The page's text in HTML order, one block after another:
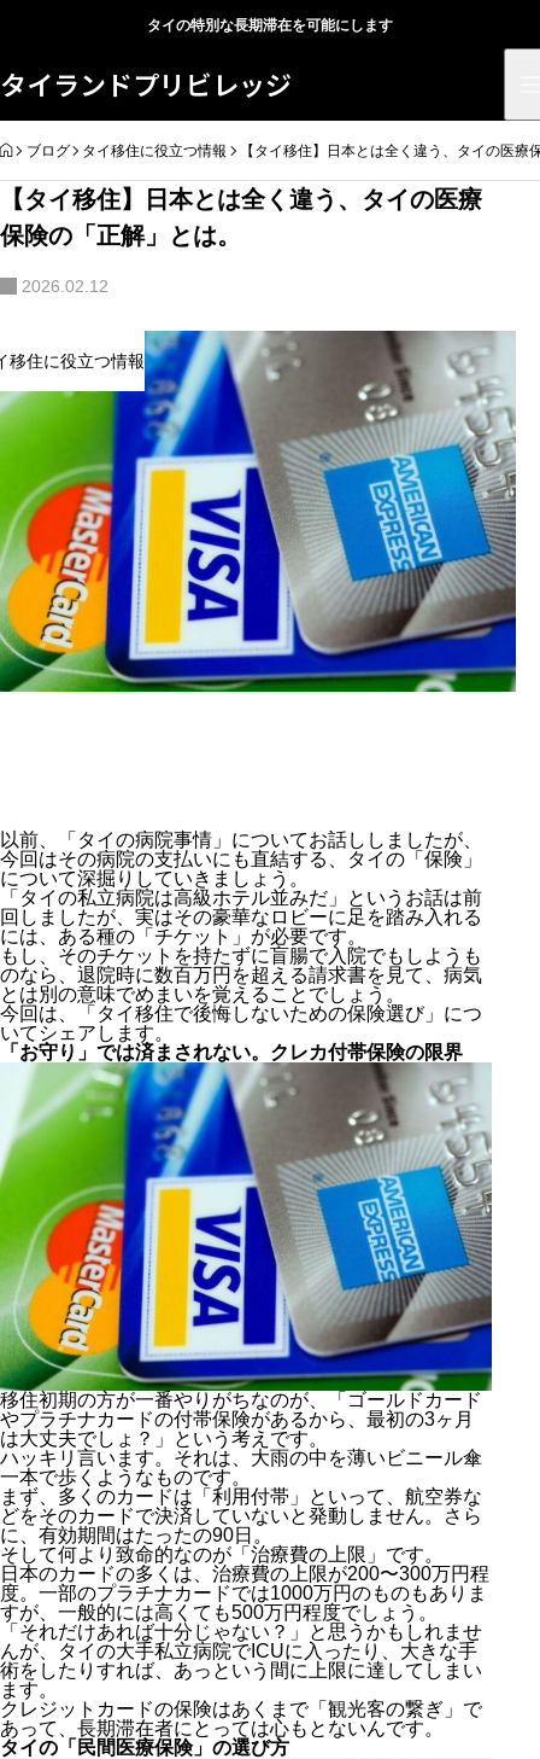
タイの特別な長期滞在を可能にします
タイランドプリビレッジ
HOME
ブログ タイ移住に役立つ情報 【タイ移住】日本とは全く違う、タイの医療
【タイ移住】日本とは全く違う、タイの医療
保険の「正解」とは。
2026.02.12
移住に役立つ情報
以前、「タイの病院事情」についてお話ししましたが、
今回はその病院の支払いにも直結する、タイの「保険」
について深掘りしていきましょう。
「タイの私立病院は高級ホテル並みだ」というお話は前
回しましたが、実はその豪華なロビーに足を踏み入れる
には、ある種の「チケット」が必要です。
もし、そのチケットを持たずに盲腸で入院でもしようも
のなら、退院時に数百万円を超える請求書を見て、病気
とは別の意味でめまいを覚えることでしょう。
今回は、「タイ移住で後悔しないための保険選び」につ
いてシェアします。
「お守り」では済まされない。クレカ付帯保険の限界
移住初期の方が一番やりがちなのが、「ゴールドカード
やプラチナカードの付帯保険があるから、最初の3ヶ月
は大丈夫でしょ？」という考えです。
ハッキリ言います。それは、大雨の中を薄いビニール傘
一本で歩くようなものです。
まず、多くのカードは「利用付帯」といって、航空券な
どをそのカードで決済していないと発動しません。さら
に、有効期間はたったの90日。
そして何より致命的なのが「治療費の上限」です。
日本のカードの多くは、治療費の上限が200〜300万円程
度。一部のプラチナカードでは1000万円のものもありま
すが、一般的には高くても500万円程度でしょう。
「それだけあれば十分じゃない？」と思うかもしれませ
んが、タイの大手私立病院でICUに入ったり、大きな手
術をしたりすれば、あっという間に上限に達してしまい
ます。
クレジットカードの保険はあくまで「観光客の繋ぎ」で
あって、長期滞在者にとっては心もとないんです。
タイの「民間医療保険」の選び方